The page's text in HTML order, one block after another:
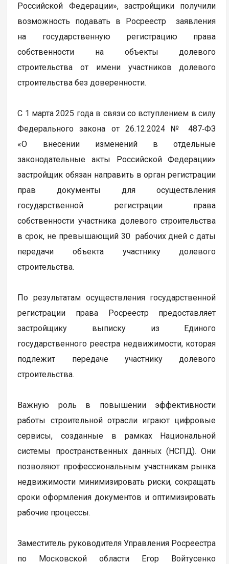
Российской Федерации», застройщики получили
возможность подавать в Росреестр заявления
на государственную регистрацию права
собственности на объекты долевого
строительства от имени участников долевого
строительства без доверенности.
С 1 марта 2025 года в связи со вступлением в силу
Федерального закона от 26.12.2024 № 487‑ФЗ
«О внесении изменений в отдельные
законодательные акты Российской Федерации»
застройщик обязан направить в орган регистрации
прав документы для осуществления
государственной регистрации права
собственности участника долевого строительства
в срок, не превышающий 30 рабочих дней с даты
передачи объекта участнику долевого
строительства.
По результатам осуществления государственной
регистрации права Росреестр предоставляет
застройщику выписку из Единого
государственного реестра недвижимости, которая
подлежит передаче участнику долевого
строительства.
Важную роль в повышении эффективности
работы строительной отрасли играют цифровые
сервисы, созданные в рамках Национальной
системы пространственных данных (НСПД). Они
позволяют профессиональным участникам рынка
недвижимости минимизировать риски, сокращать
сроки оформления документов и оптимизировать
рабочие процессы.
Заместитель руководителя Управления Росреестра
по Московской области Егор Войтусенко